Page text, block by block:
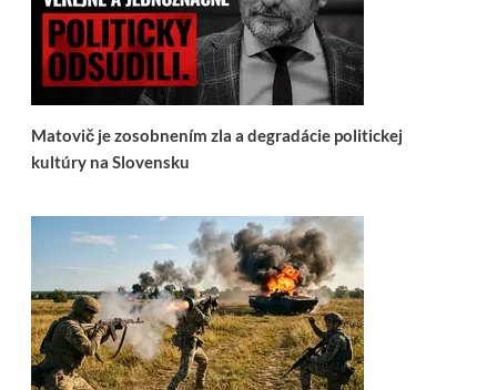
Matovič je zosobnením zla a degradácie politickej
kultúry na Slovensku